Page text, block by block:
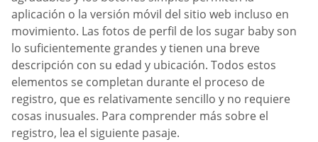
aplicación o la versión móvil del sitio web incluso en
movimiento. Las fotos de perfil de los sugar baby son
lo suficientemente grandes y tienen una breve
descripción con su edad y ubicación. Todos estos
elementos se completan durante el proceso de
registro, que es relativamente sencillo y no requiere
cosas inusuales. Para comprender más sobre el
registro, lea el siguiente pasaje.